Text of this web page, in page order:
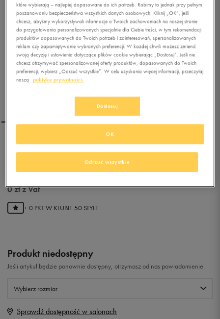
ADIDAS CC RECOVERY
SLIDE
0złz Vat
+ 0 PKT W KLUBIE 50 STYLE
Produkt niedostępny
Jeśli artykuł będzie ponownie dostępny, otrzymasz od nas powiadomienie.
Wybierz rozmiar
Rozmiary EU
Sprawdź dostępność w salonach
które wybierają – najlepiej dopasowane do ich potrzeb. Robimy to jednak przy pełnym
poszanowaniu bezpieczeństwa wszystkich danych osobowych. Kliknij „OK”, jeśli
chcesz, abyśmy wykorzystywali informacje o Twoich zachowaniach na naszej stronie
do przygotowania personalizowanych specjalnie dla Ciebie treści, w tym rekomendacji
produktów dopasowanych do Twoich potrzeb i zainteresowań, spersonalizowanych
reklam czy zapamiętywanie wybranych preferencji. W każdej chwili możesz zmienić
swoją decyzję i ustawienia dotyczące plików cookie wybierając „Dostosuj”. Jeśli nie
chcesz otrzymywać spersonalizowanej oferty produktów, dopasowanych do Twoich
preferencji, wybierz „Odrzuć wszystkie”. W celu uzyskania więcej informacji, przeczytaj
naszą
politykę prywatności.
Dostosuj
Odrzuć wszystkie
OK